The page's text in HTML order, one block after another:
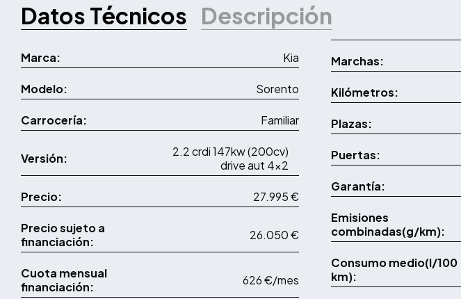
Datos Técnicos Descripción
Marca: Kia
Modelo: Sorento
Carrocería: Familiar
Versión:
2.2 crdi 147kw (200cv)
drive aut 4x2
Precio: 27.995 €
Precio sujeto a
financiación:
26.050 €
Cuota mensual
financiación:
626 €/mes
Marchas:
Kilómetros:
Plazas:
Puertas:
Garantía:
Emisiones
combinadas(g/km):
Consumo medio(l/100
km):